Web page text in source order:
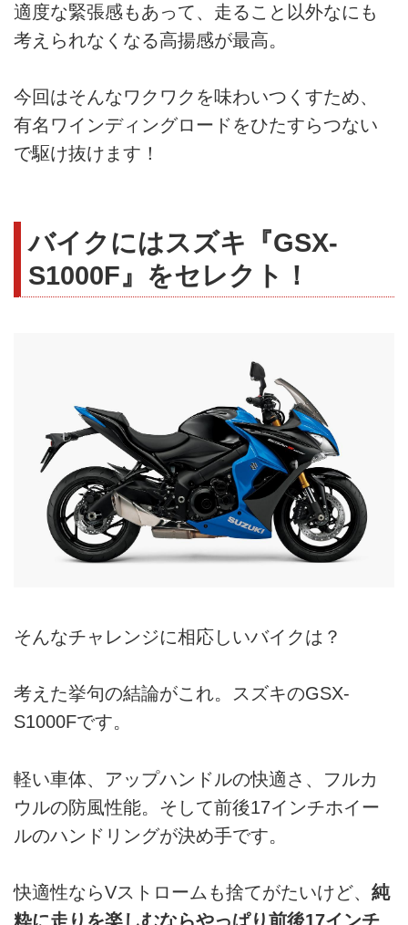
適度な緊張感もあって、走ること以外なにも
考えられなくなる高揚感が最高。
今回はそんなワクワクを味わいつくすため、
有名ワインディングロードをひたすらつない
で駆け抜けます！
バイクにはスズキ『GSX-
S1000F』をセレクト！
そんなチャレンジに相応しいバイクは？
考えた挙句の結論がこれ。スズキのGSX-
S1000Fです。
軽い車体、アップハンドルの快適さ、フルカ
ウルの防風性能。そして前後17インチホイー
ルのハンドリングが決め手です。
快適性ならVストロームも捨てがたいけど、 純
粋に走りを楽しむならやっぱり前後17インチ